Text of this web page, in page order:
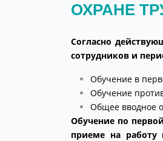
ОХРАНЕ
Согласно
сотрудников и
Обучение в
Обучение
Oбщее вводное
Обучение по
приеме на